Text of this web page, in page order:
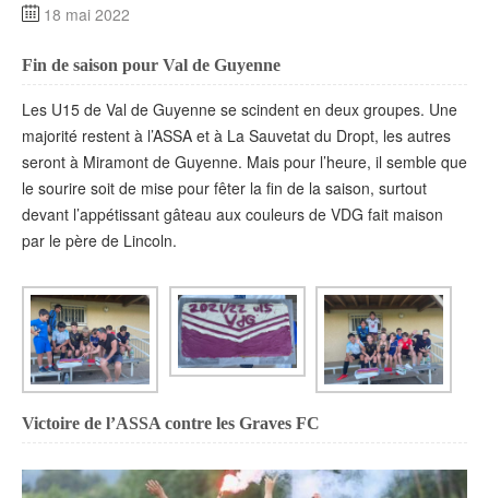
18 mai 2022
Fin de saison pour Val de Guyenne
Les U15 de Val de Guyenne se scindent en deux groupes. Une
majorité restent à l’ASSA et à La Sauvetat du Dropt, les autres
seront à Miramont de Guyenne. Mais pour l’heure, il semble que
le sourire soit de mise pour fêter la fin de la saison, surtout
devant l’appétissant gâteau aux couleurs de VDG fait maison
par le père de Lincoln.
Victoire de l’ASSA contre les Graves FC